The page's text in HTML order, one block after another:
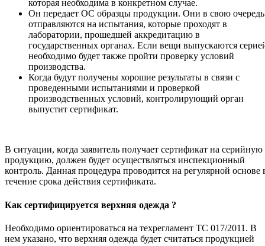
которая необходима в конкретном случае.
Он передает ОС образцы продукции. Они в свою очередь
отправляются на испытания, которые проходят в
лаборатории, прошедшей аккредитацию в
государственных органах. Если вещи выпускаются
необходимо будет также пройти проверку условий
производства.
Когда будут получены хорошие результаты в связи с
проведенными испытаниями и проверкой
производственных условий, контролирующий орган
выпустит сертификат.
В ситуации, когда заявитель получает сертификат на серийную
продукцию, должен будет осуществляться инспекционный
контроль. Данная процедура проводится на регулярной основе
течение срока действия сертификата.
Как сертифицируется верхняя одежда ?
Необходимо ориентироваться на техрегламент ТС 017/2011. В
нем указано, что верхняя одежда будет считаться продукцией